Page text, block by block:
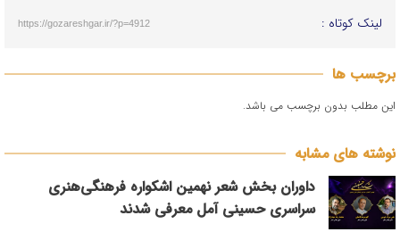
لینک کوتاه : https://gozareshgar.ir/?p=4912
برچسب ها
این مطلب بدون برچسب می باشد.
نوشته های مشابه
داوران بخش شعر نهمین اشکواره فرهنگی‌هنری
سراسری حسینی آمل معرفی شدند